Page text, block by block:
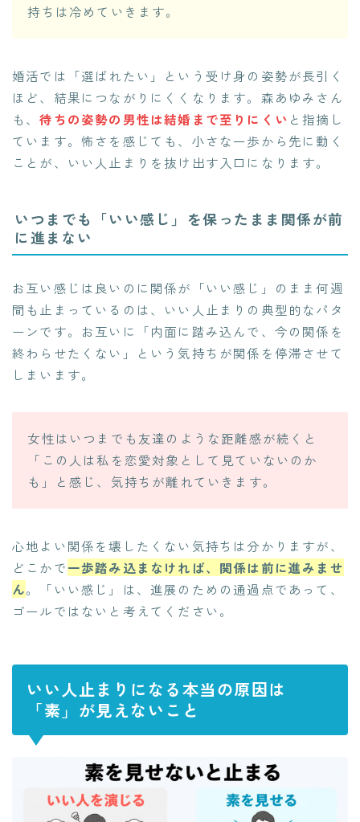
持ちは冷めていきます。
婚活では「選ばれたい」という受け身の姿勢が長引く
ほど、結果につながりにくくなります。森あゆみさん
も、待ちの姿勢の男性は結婚まで至りにくい と指摘し
ています。怖さを感じても、小さな一歩から先に動く
ことが、いい人止まりを抜け出す入口になります。
いつまでも「いい感じ」を保ったまま関係が前
に進まない
お互い感じは良いのに関係が「いい感じ」のまま何週
間も止まっているのは、いい人止まりの典型的なパタ
ーンです。お互いに「内面に踏み込んで、今の関係を
終わらせたくない」という気持ちが関係を停滞させて
しまいます。
女性はいつまでも友達のような距離感が続くと
「この人は私を恋愛対象として見ていないのか
も」と感じ、気持ちが離れていきます。
心地よい関係を壊したくない気持ちは分かりますが、
どこかで一歩踏み込まなければ、関係は前に進みませ
ん。「いい感じ」は、進展のための通過点であって、
ゴールではないと考えてください。
いい人止まりになる本当の原因は
「素」が見えないこと